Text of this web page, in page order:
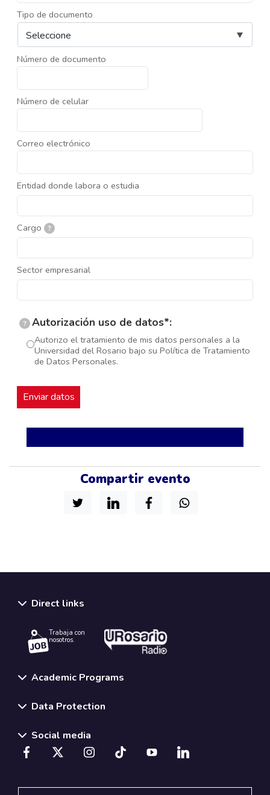
Tipo de documento
Número de documento
Número de celular
Correo electrónico
Entidad donde labora o estudia
Cargo ?
Sector empresarial
? Autorización uso de datos*:
Autorizo el tratamiento de mis datos personales a la
Universidad del Rosario bajo su Política de Tratamiento
de Datos Personales.
Compartir evento
Direct links
Trabaja con
nosotros.
Academic Programs
Data Protection
Social media